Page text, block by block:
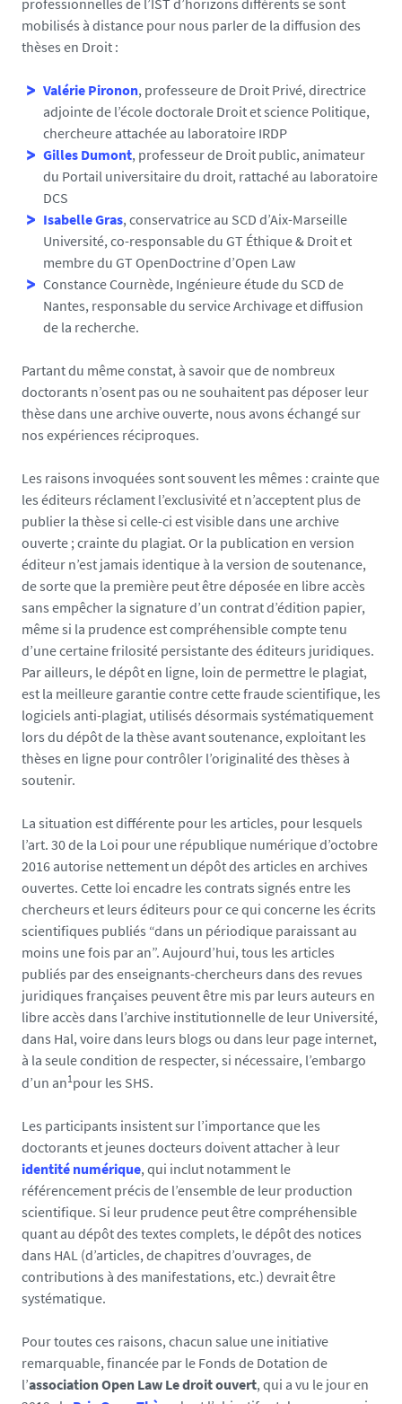
professionnelles de l’IST d’horizons différents se sont
mobilisés à distance pour nous parler de la diffusion des
thèses en Droit :
Valérie Pironon, professeure de Droit Privé, directrice
adjointe de l’école doctorale Droit et science Politique,
chercheure attachée au laboratoire IRDP
Gilles Dumont, professeur de Droit public, animateur
du Portail universitaire du droit, rattaché au laboratoire
DCS
Isabelle Gras, conservatrice au SCD d’Aix-Marseille
Université, co-responsable du GT Éthique & Droit et
membre du GT OpenDoctrine d’Open Law
Constance Cournède, Ingénieure étude du SCD de
Nantes, responsable du service Archivage et diffusion
de la recherche.
Partant du même constat, à savoir que de nombreux
doctorants n’osent pas ou ne souhaitent pas déposer leur
thèse dans une archive ouverte, nous avons échangé sur
nos expériences réciproques.
Les raisons invoquées sont souvent les mêmes : crainte que
les éditeurs réclament l’exclusivité et n’acceptent plus de
publier la thèse si celle-ci est visible dans une archive
ouverte ; crainte du plagiat. Or la publication en version
éditeur n’est jamais identique à la version de soutenance,
de sorte que la première peut être déposée en libre accès
sans empêcher la signature d’un contrat d’édition papier,
même si la prudence est compréhensible compte tenu
d’une certaine frilosité persistante des éditeurs juridiques.
Par ailleurs, le dépôt en ligne, loin de permettre le plagiat,
est la meilleure garantie contre cette fraude scientifique, les
logiciels anti-plagiat, utilisés désormais systématiquement
lors du dépôt de la thèse avant soutenance, exploitant les
thèses en ligne pour contrôler l’originalité des thèses à
soutenir.
La situation est différente pour les articles, pour lesquels
l’art. 30 de la Loi pour une république numérique d’octobre
2016 autorise nettement un dépôt des articles en archives
ouvertes. Cette loi encadre les contrats signés entre les
chercheurs et leurs éditeurs pour ce qui concerne les écrits
scientifiques publiés “dans un périodique paraissant au
moins une fois par an”. Aujourd’hui, tous les articles
publiés par des enseignants-chercheurs dans des revues
juridiques françaises peuvent être mis par leurs auteurs en
libre accès dans l’archive institutionnelle de leur Université,
dans Hal, voire dans leurs blogs ou dans leur page internet,
à la seule condition de respecter, si nécessaire, l’embargo
d’un an1pour les SHS.
Les participants insistent sur l’importance que les
doctorants et jeunes docteurs doivent attacher à leur
identité numérique, qui inclut notamment le
référencement précis de l’ensemble de leur production
scientifique. Si leur prudence peut être compréhensible
quant au dépôt des textes complets, le dépôt des notices
dans HAL (d’articles, de chapitres d’ouvrages, de
contributions à des manifestations, etc.) devrait être
systématique.
Pour toutes ces raisons, chacun salue une initiative
remarquable, financée par le Fonds de Dotation de
l’association Open Law Le droit ouvert, qui a vu le jour en